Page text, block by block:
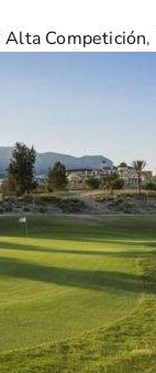
Alta Competición,